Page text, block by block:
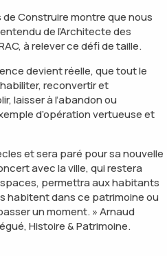
de Construire montre que nous
de l’Architecte des
à relever ce défi de taille.
devient réelle, que tout le
reconvertir et
laisser à l’abandon ou
d’opération vertueuse et
et sera paré pour sa nouvelle
avec la ville, qui restera
permettra aux habitants
habitent dans ce patrimoine ou
un moment. »Arnaud
Histoire & Patrimoine.